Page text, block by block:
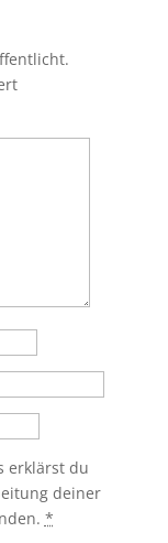
erklärst du
deiner
*